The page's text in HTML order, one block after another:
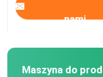
nami
Maszyna do